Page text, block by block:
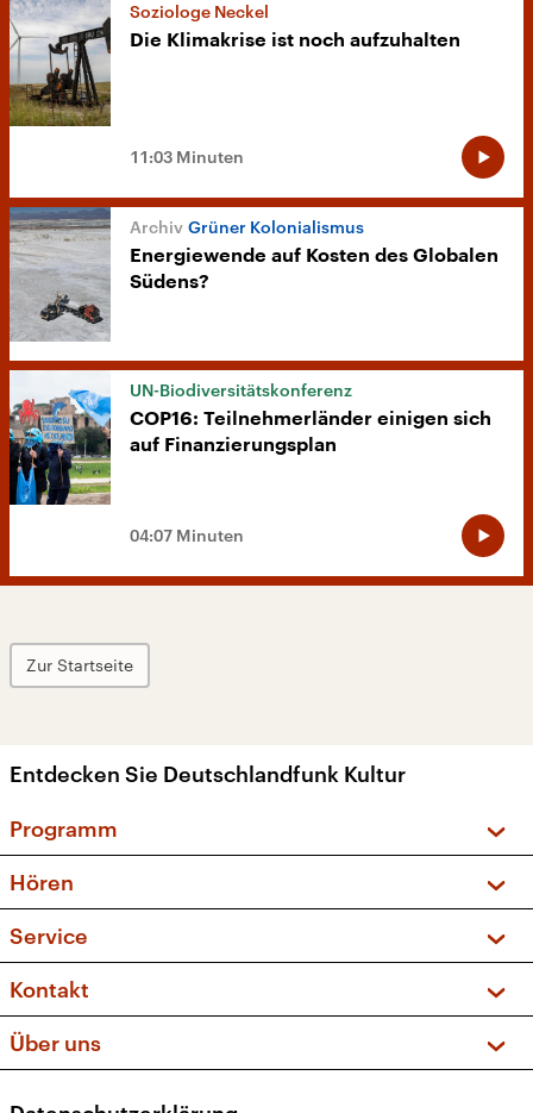
Soziologe Neckel
Die Klimakrise ist noch aufzuhalten
11:03 Minuten
Grüner Kolonialismus
Energiewende auf Kosten des Globalen
Südens?
UN-Biodiversitätskonferenz
COP16: Teilnehmerländer einigen sich
auf Finanzierungsplan
04:07 Minuten
Zur Startseite
Entdecken Sie Deutschlandfunk Kultur
Programm
Sendungen und Podcasts
Musikliste
Kakadu – Das Kinderprogramm
Hören
Frequenzen (UKW + DAB+)
Service
FAQ
Apps
Newsletter
Kontakt
Social Media
Über uns